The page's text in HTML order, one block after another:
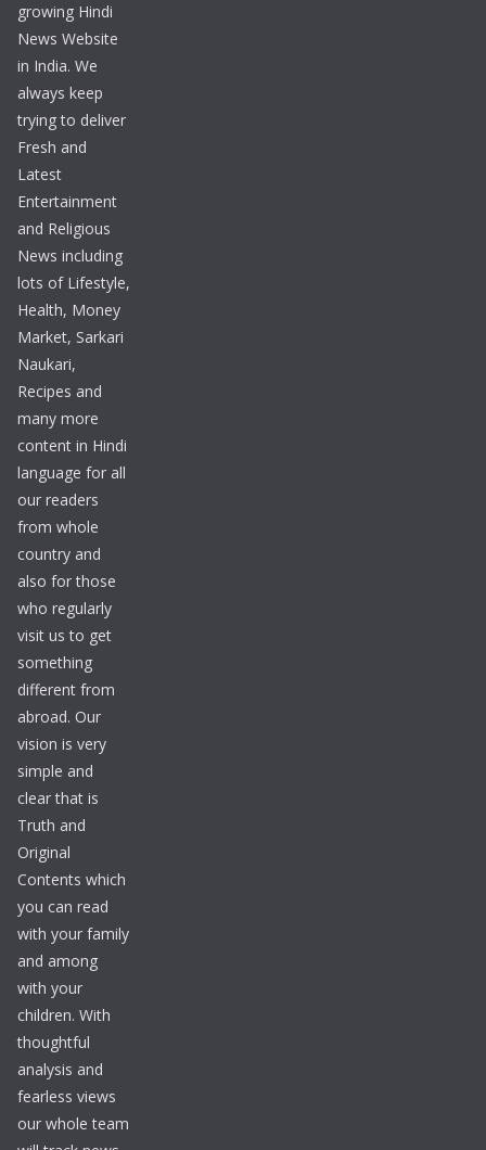
growing Hindi
News Website
in India. We
always keep
trying to deliver
Fresh and
Latest
Entertainment
and Religious
News including
lots of Lifestyle,
Health, Money
Market, Sarkari
Naukari,
Recipes and
many more
content in Hindi
language for all
our readers
from whole
country and
also for those
who regularly
visit us to get
something
different from
abroad. Our
vision is very
simple and
clear that is
Truth and
Original
Contents which
you can read
with your family
and among
with your
children. With
thoughtful
analysis and
fearless views
our whole team